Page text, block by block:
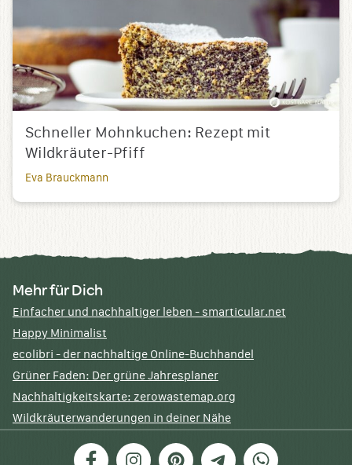
Schneller Mohnkuchen: Rezept mit
Wildkräuter-Pfiff
Eva Brauckmann
Mehr für Dich
Einfacher und nachhaltiger leben - smarticular.net
Happy Minimalist
ecolibri - der nachhaltige Online-Buchhandel
Grüner Faden: Der grüne Jahresplaner
Nachhaltigkeitskarte: zerowastemap.org
Wildkräuterwanderungen in deiner Nähe
FacebookInstagramPinterestTelegramWhatsApp